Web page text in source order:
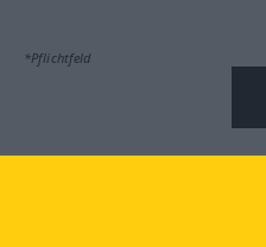
*Pflichtfeld